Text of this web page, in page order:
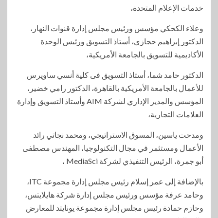
خدمات الإعلام المتحدة،
وعلاء الكحكي مؤسس ورئيس مجلس إدارة قنوات النهار،
الدكتور إبراهيم حجازي، أستاذ التسويق ورئيس الوحدة
الأكاديمية للتسويق بالجامعة الأمريكية،
الدكتور حامد شما، أستاذ التسويق فى كلية أنسي ساويرس
للأعمال بالجامعة الأمريكية بالقاهرة، الدكتور رامي خضير،
المؤسس والمدير الإداري لشركة AIM وأستاذ التسويق وإدارة
العلامات التجارية،
ومدحت ياسين، المسوق الاستراتيجي، ومحمد نجاتي رائد
الأعمال ومستثمر في مجال التكنولوجيا، المهندس مصطفى
أبو جمرة، الرئيس التنفيذي لشركة MediaSci ،
بالإضافة إلى عمر إسلام رئيس مجلس إدارة مجموعة ITC،
وحامد عرفة مؤسس ورئيس مجلس إدارة شركة هايلايتس،
وحازم حمادة رئيس مجلس إدارة مجموعة يونايتد للمعارض